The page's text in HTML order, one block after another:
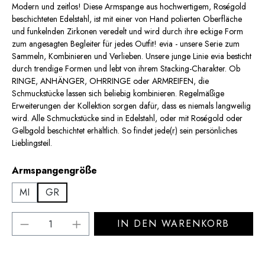
Modern und zeitlos! Diese Armspange aus hochwertigem, Roségold
beschichteten Edelstahl, ist mit einer von Hand polierten Oberfläche
und funkelnden Zirkonen veredelt und wird durch ihre eckige Form
zum angesagten Begleiter für jedes Outfit! evia - unsere Serie zum
Sammeln, Kombinieren und Verlieben. Unsere junge Linie evia besticht
durch trendige Formen und lebt von ihrem Stacking-Charakter. Ob
RINGE, ANHÄNGER, OHRRINGE oder ARMREIFEN, die
Schmuckstücke lassen sich beliebig kombinieren. Regelmäßige
Erweiterungen der Kollektion sorgen dafür, dass es niemals langweilig
wird. Alle Schmuckstücke sind in Edelstahl, oder mit Roségold oder
Gelbgold beschichtet erhältlich. So findet jede(r) sein persönliches
Lieblingsteil.
Armspangengröße
MI
GR
Produkt Anzahl: Gib den gewünschten
IN DEN WARENKORB